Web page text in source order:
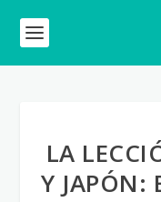
LA
Y JAPÓN: